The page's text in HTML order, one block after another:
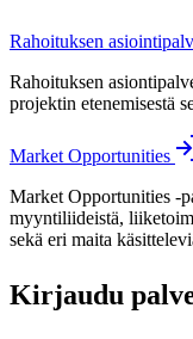
Rahoituksen
Rahoituksen
projektin etenemisestä
Market Opportunities
Market Opportunities -
myyntiliideistä,
sekä eri maita
Kirjaudu